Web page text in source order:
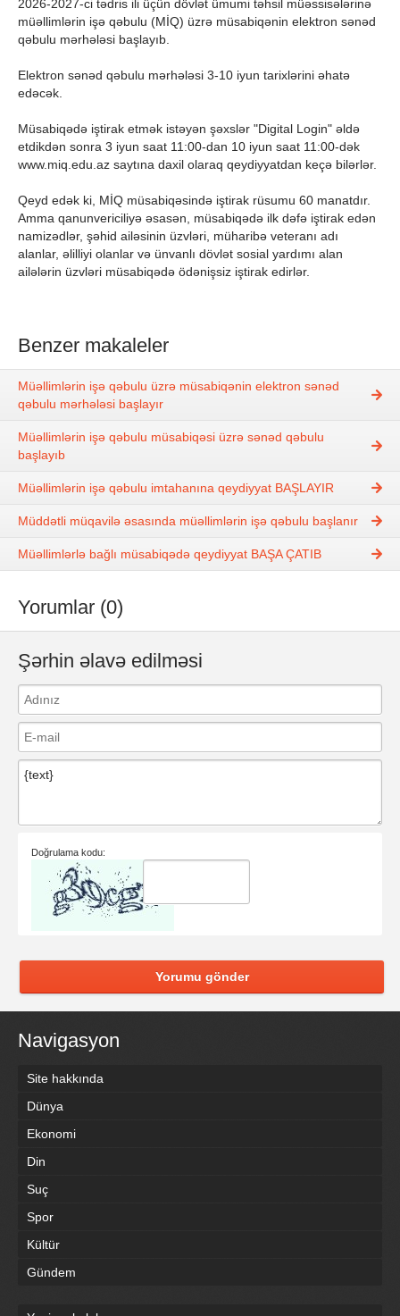
2026-2027-ci tədris ili üçün dövlət ümumi təhsil müəssisələrinə
müəllimlərin işə qəbulu (MİQ) üzrə müsabiqənin elektron sənəd
qəbulu mərhələsi başlayıb.
Elektron sənəd qəbulu mərhələsi 3-10 iyun tarixlərini əhatə
edəcək.
Müsabiqədə iştirak etmək istəyən şəxslər "Digital Login" əldə
etdikdən sonra 3 iyun saat 11:00-dan 10 iyun saat 11:00-dək
www.miq.edu.az saytına daxil olaraq qeydiyyatdan keçə bilərlər.
Qeyd edək ki, MİQ müsabiqəsində iştirak rüsumu 60 manatdır.
Amma qanunvericiliyə əsasən, müsabiqədə ilk dəfə iştirak edən
namizədlər, şəhid ailəsinin üzvləri, müharibə veteranı adı
alanlar, əlilliyi olanlar və ünvanlı dövlət sosial yardımı alan
ailələrin üzvləri müsabiqədə ödənişsiz iştirak edirlər.
Benzer makaleler
Müəllimlərin işə qəbulu üzrə müsabiqənin elektron sənəd
qəbulu mərhələsi başlayır
Müəllimlərin işə qəbulu müsabiqəsi üzrə sənəd qəbulu
başlayıb
Müəllimlərin işə qəbulu imtahanına qeydiyyat BAŞLAYIR
Müddətli müqavilə əsasında müəllimlərin işə qəbulu başlanır
Müəllimlərlə bağlı müsabiqədə qeydiyyat BAŞA ÇATIB
Yorumlar (0)
Şərhin əlavə edilməsi
Doğrulama kodu:
Yorumu gönder
Navigasyon
Site hakkında
Dünya
Ekonomi
Din
Suç
Spor
Kültür
Gündem